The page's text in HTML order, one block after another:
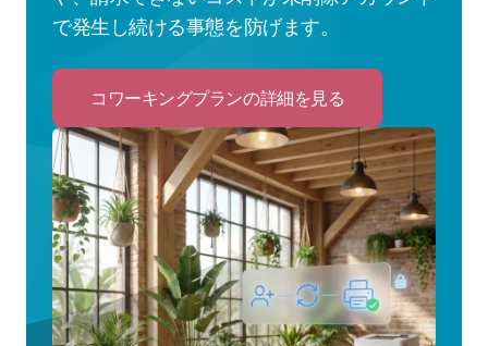
で発生し続ける事態を防げます。
コワーキングプランの詳細を見る
to
コ
ワ
ー
キ
ン
グ
プ
ラ